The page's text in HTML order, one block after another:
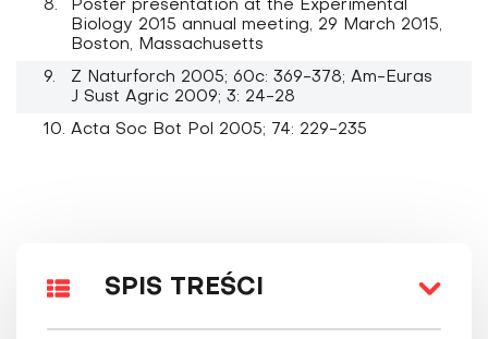
Poster presentation at the Experimental
Biology 2015 annual meeting, 29 March 2015,
Boston, Massachusetts
Z Naturforch 2005; 60c: 369-378; Am-Euras
J Sust Agric 2009; 3: 24-28
Acta Soc Bot Pol 2005; 74: 229-235
SPIS TREŚCI